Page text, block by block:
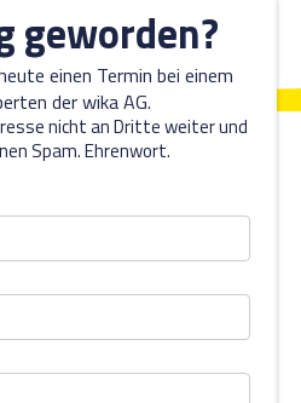
geworden?
einen Termin bei einem
der wika AG.
nicht an Dritte weiter und
Spam. Ehrenwort.